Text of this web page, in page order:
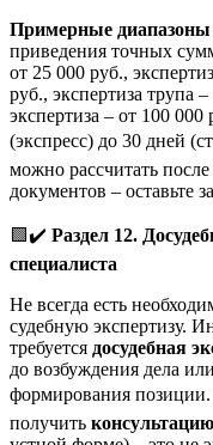
Примерные диапазоны
приведения точных
от 25 000 руб.,
руб., экспертиза трупа
экспертиза – от 100
(экспресс) до 30 дней
можно рассчитать
документов – оставьте
🟩✔️ Раздел 12.
специалиста
Не всегда есть
судебную экспертизу.
требуется досудебная
до возбуждения дела
формирования
получить